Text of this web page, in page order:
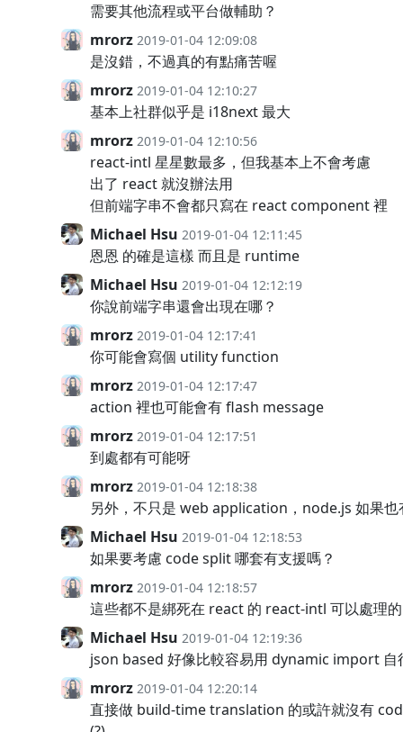
需要其他流程或平台做輔助？
mrorz 2019-01-04 12:09:08
是沒錯，不過真的有點痛苦喔
mrorz 2019-01-04 12:10:27
基本上社群似乎是 i18next 最大
mrorz 2019-01-04 12:10:56
react-intl 星星數最多，但我基本上不會考慮
出了 react 就沒辦法用
但前端字串不會都只寫在 react component 裡
Michael Hsu 2019-01-04 12:11:45
恩恩 的確是這樣 而且是 runtime
Michael Hsu 2019-01-04 12:12:19
你說前端字串還會出現在哪？
mrorz 2019-01-04 12:17:41
你可能會寫個 utility function
mrorz 2019-01-04 12:17:47
action 裡也可能會有 flash message
mrorz 2019-01-04 12:17:51
到處都有可能呀
mrorz 2019-01-04 12:18:38
另外，不只是 web application，node.js 如果也
Michael Hsu 2019-01-04 12:18:53
如果要考慮 code split 哪套有支援嗎？
mrorz 2019-01-04 12:18:57
這些都不是綁死在 react 的 react-intl 可以處理的
Michael Hsu 2019-01-04 12:19:36
json based 好像比較容易用 dynamic import 自
mrorz 2019-01-04 12:20:14
直接做 build-time translation 的或許就沒有